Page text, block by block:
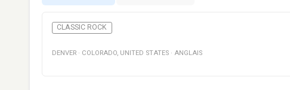
CLASSIC ROCK
DENVER · COLORADO, UNITED STATES · ANGLAIS